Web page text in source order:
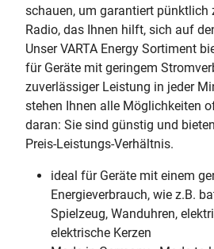
schauen, um garantiert pünktlich
Radio, das Ihnen hilft, sich auf
Unser VARTA Energy Sortiment
für Geräte mit geringem
zuverlässiger Leistung in jeder
stehen Ihnen alle Möglichkeiten
daran: Sie sind günstig und
Preis-Leistungs-Verhältnis.
ideal für Geräte mit einem
Energieverbrauch, wie z.B.
Spielzeug, Wanduhren,
elektrische Kerzen